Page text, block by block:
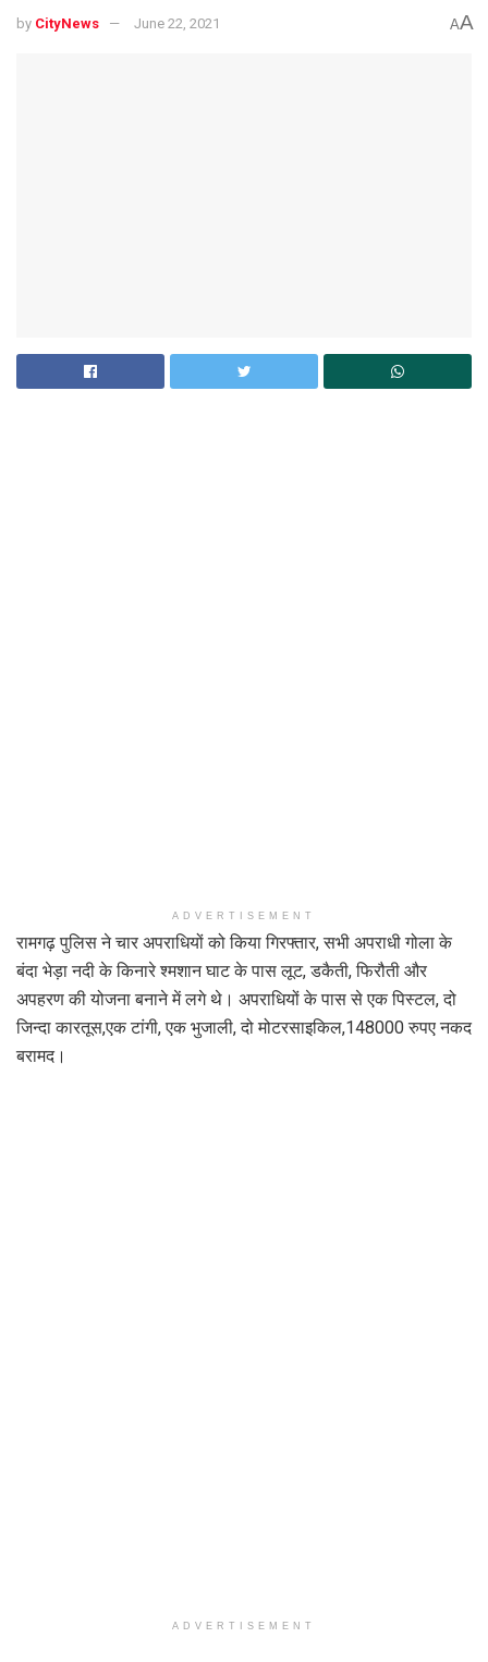
by CityNews June 22, 2021 AA
ADVERTISEMENT
रामगढ़ पुलिस ने चार अपराधियों को किया गिरफ्तार, सभी अपराधी गोला के
बंदा भेड़ा नदी के किनारे श्मशान घाट के पास लूट, डकैती, फिरौती और
अपहरण की योजना बनाने में लगे थे। अपराधियों के पास से एक पिस्टल, दो
जिन्दा कारतूस,एक टांगी, एक भुजाली, दो मोटरसाइकिल,148000 रुपए नकद
बरामद।
ADVERTISEMENT